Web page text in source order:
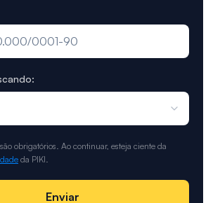
obrigatórios. Ao continuar, esteja ciente da
da PIKI.
Enviar